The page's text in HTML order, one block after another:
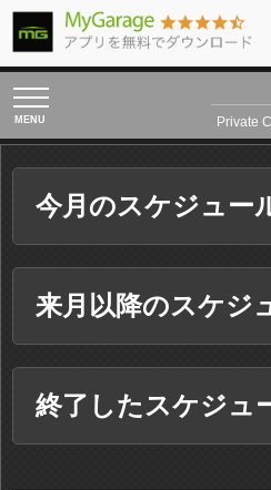
toggle
navigation
Private
今月のスケジュー
来月以降のスケジ
終了したスケジュ